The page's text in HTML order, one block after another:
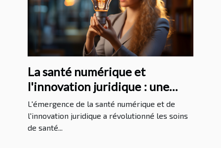
La santé numérique et
l'innovation juridique : une
analyse approfondie
L'émergence de la santé numérique et de
l'innovation juridique a révolutionné les soins
de santé...